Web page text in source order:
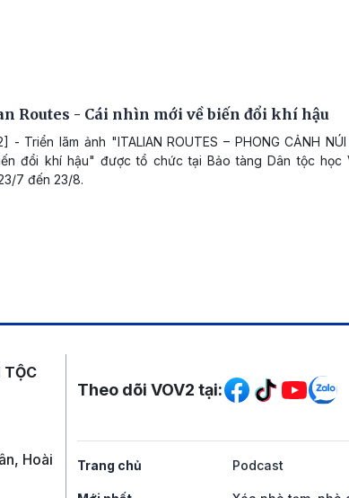
Routes - Cái nhìn mới về biến đổi khí hậu
- Triển lãm ảnh "ITALIAN ROUTES – PHONG CẢNH
đổi khí hậu" được tổ chức tại Bảo tàng Dân tộc học
7 đến 23/8.
TỘC
Hoài
Mạng xã hội
Theo dõi VOV2 tại:
Trang chủ Podcast